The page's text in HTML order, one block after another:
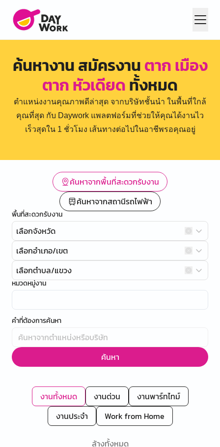
ค้นหางาน สมัครงานตาก เมือง
ตาก หัวเดียดทั้งหมด
ตำแหน่งงานคุณภาพดีล่าสุด จากบริษัทชั้นนำ ในพื้นที่ใกล้
คุณที่สุด กับ Daywork แพลตฟอร์มที่ช่วยให้คุณได้งานไว
เร็วสุดใน 1 ชั่วโมง เส้นทางต่อไปในอาชีพรอคุณอยู่
ค้นหาจากพื้นที่สะดวกรับงาน
ค้นหาจากสถานีรถไฟฟ้า
พื้นที่สะดวกรับงาน
เลือกจังหวัด
เลือกอำเภอ/เขต
เลือกตำบล/แขวง
หมวดหมู่งาน
คำที่ต้องการค้นหา
ค้นหา
งานทั้งหมด งานด่วน
งานพาร์ทไทม์
งานประจำ
Work from Home
ล้างทั้งหมด